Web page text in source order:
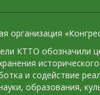
организация
КТТО обозначили
и содействие
образования,